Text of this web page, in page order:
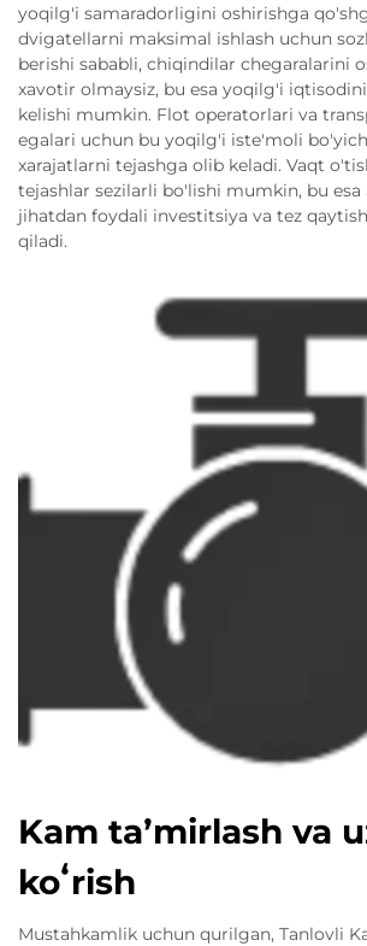
yoqilg'i samaradorligini oshirishga
dvigatellarni maksimal ishlash uchun
berishi sababli, chiqindilar chegaralarini
xavotir olmaysiz, bu esa yoqilg'i
kelishi mumkin. Flot operatorlari va
egalari uchun bu yoqilg'i iste'moli
xarajatlarni tejashga olib keladi. Vaqt
tejashlar sezilarli bo'lishi mumkin, bu esa
jihatdan foydali investitsiya va tez
qiladi.
Kam taʼmirlash va
koʻrish
Mustahkamlik uchun qurilgan, Tanlovli